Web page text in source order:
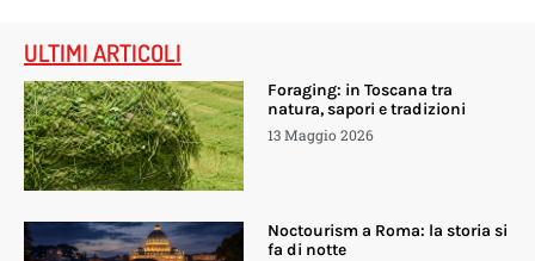
ULTIMI ARTICOLI
Foraging: in Toscana tra
natura, sapori e tradizioni
13 Maggio 2026
Noctourism a Roma: la storia si
fa di notte